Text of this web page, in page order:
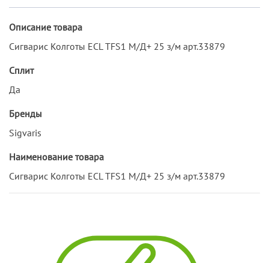
Описание товара
Сигварис Колготы ECL TFS1 М/Д+ 25 з/м арт.33879
Сплит
Да
Бренды
Sigvaris
Наименование товара
Сигварис Колготы ECL TFS1 М/Д+ 25 з/м арт.33879